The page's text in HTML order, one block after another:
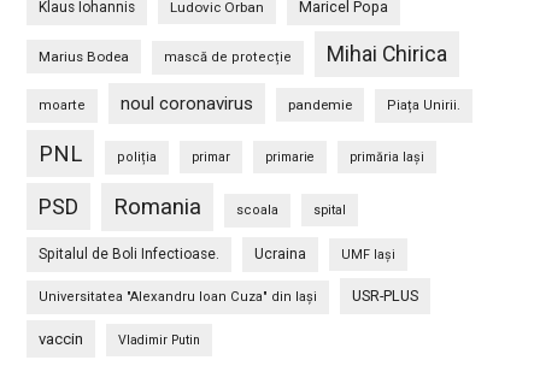
Klaus Iohannis Ludovic Orban Maricel Popa
Marius Bodea mască de protecție Mihai Chirica
moarte noul coronavirus pandemie Piața Unirii.
PNL poliția primar primarie primăria Iași
PSD Romania scoala spital
Spitalul de Boli Infectioase. Ucraina UMF Iași
Universitatea "Alexandru Ioan Cuza" din Iaşi USR-PLUS
vaccin Vladimir Putin